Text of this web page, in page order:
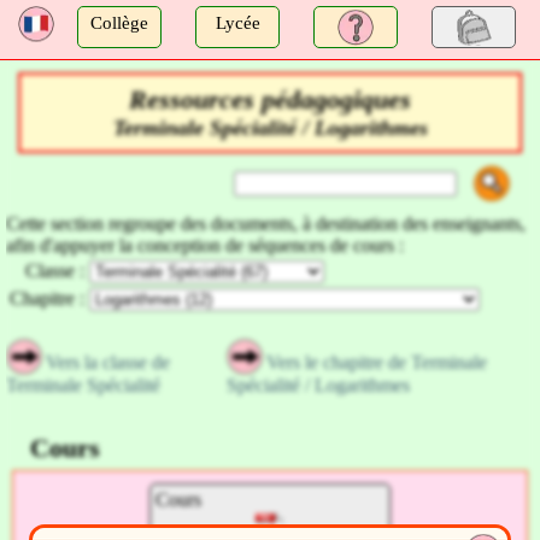
a Collège Lycée
Ressources pédagogiques
Terminale Spécialité / Logarithmes
Cette section regroupe des documents, à destination des enseignants,
afin d'appuyer la conception de séquences de cours :
Classe :
Chapitre :
Vers la classe de
Terminale Spécialité
Vers le chapitre de Terminale
Spécialité / Logarithmes
Cours
Cours